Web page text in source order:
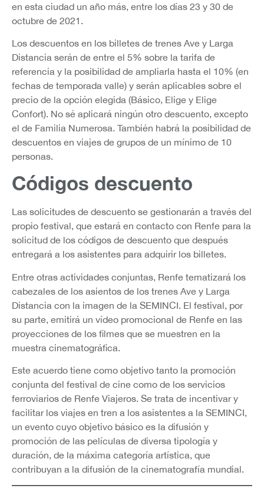
en esta ciudad un año más, entre los días 23 y 30 de
octubre de 2021.
Los descuentos en los billetes de trenes Ave y Larga
Distancia serán de entre el 5% sobre la tarifa de
referencia y la posibilidad de ampliarla hasta el 10% (en
fechas de temporada valle) y serán aplicables sobre el
precio de la opción elegida (Básico, Elige y Elige
Confort). No sé aplicará ningún otro descuento, excepto
el de Familia Numerosa. También habrá la posibilidad de
descuentos en viajes de grupos de un mínimo de 10
personas.
Códigos descuento
Las solicitudes de descuento se gestionarán a través del
propio festival, que estará en contacto con Renfe para la
solicitud de los códigos de descuento que después
entregará a los asistentes para adquirir los billetes.
Entre otras actividades conjuntas, Renfe tematizará los
cabezales de los asientos de los trenes Ave y Larga
Distancia con la imagen de la SEMINCI. El festival, por
su parte, emitirá un vídeo promocional de Renfe en las
proyecciones de los filmes que se muestren en la
muestra cinematográfica.
Este acuerdo tiene como objetivo tanto la promoción
conjunta del festival de cine como de los servicios
ferroviarios de Renfe Viajeros. Se trata de incentivar y
facilitar los viajes en tren a los asistentes a la SEMINCI,
un evento cuyo objetivo básico es la difusión y
promoción de las películas de diversa tipología y
duración, de la máxima categoría artística, que
contribuyan a la difusión de la cinematografía mundial.